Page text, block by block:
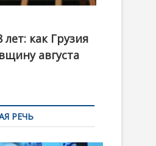
лет: как Грузия
августа
РЕЧЬ